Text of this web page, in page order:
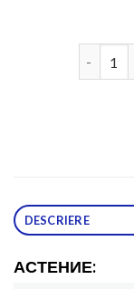
DESCRIERE
АСТЕНИЕ: